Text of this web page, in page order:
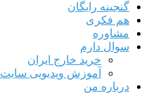
گنجینه رایگان
هم‌ فکری
مشاوره
سوال دارم
خرید خارج ایران
آموزش ویدیویی سایت
درباره من